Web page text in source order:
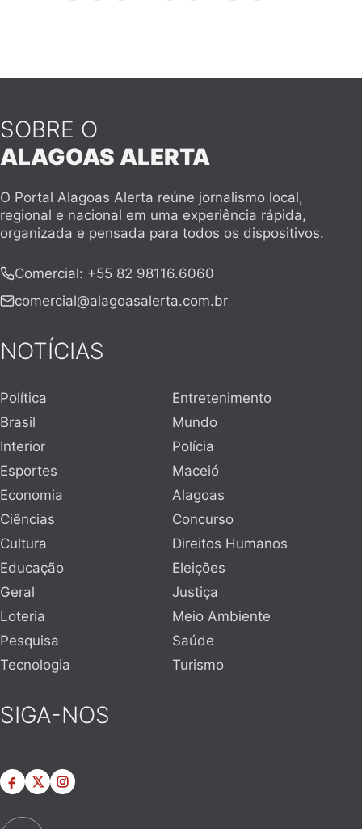
SOBRE O
ALAGOAS ALERTA
O Portal Alagoas Alerta reúne jornalismo local,
regional e nacional em uma experiência rápida,
organizada e pensada para todos os dispositivos.
Comercial: +55 82 98116.6060
comercial@alagoasalerta.com.br
NOTÍCIAS
Política
Entretenimento
Brasil
Mundo
Interior
Polícia
Esportes
Maceió
Economia
Alagoas
Ciências
Concurso
Cultura
Direitos Humanos
Educação
Eleições
Geral
Justiça
Loteria
Meio Ambiente
Pesquisa
Saúde
Tecnologia
Turismo
SIGA-NOS